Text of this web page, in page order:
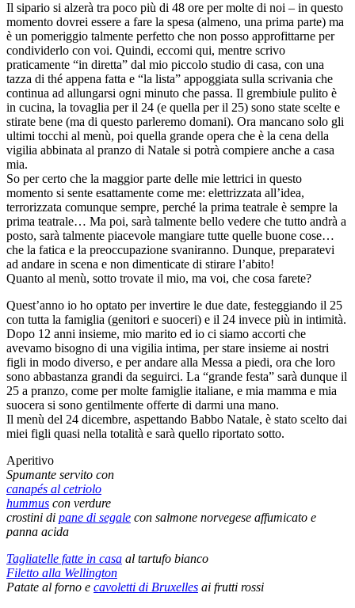
Il sipario si alzerà tra poco più di 48 ore per molte di noi – in questo
momento dovrei essere a fare la spesa (almeno, una prima parte) ma
è un pomeriggio talmente perfetto che non posso approfittarne per
condividerlo con voi. Quindi, eccomi qui, mentre scrivo
praticamente “in diretta” dal mio piccolo studio di casa, con una
tazza di thé appena fatta e “la lista” appoggiata sulla scrivania che
continua ad allungarsi ogni minuto che passa. Il grembiule pulito è
in cucina, la tovaglia per il 24 (e quella per il 25) sono state scelte e
stirate bene (ma di questo parleremo domani). Ora mancano solo gli
ultimi tocchi al menù, poi quella grande opera che è la cena della
vigilia abbinata al pranzo di Natale si potrà compiere anche a casa
mia.
So per certo che la maggior parte delle mie lettrici in questo
momento si sente esattamente come me: elettrizzata all’idea,
terrorizzata comunque sempre, perché la prima teatrale è sempre la
prima teatrale… Ma poi, sarà talmente bello vedere che tutto andrà a
posto, sarà talmente piacevole mangiare tutte quelle buone cose…
che la fatica e la preoccupazione svaniranno. Dunque, preparatevi
ad andare in scena e non dimenticate di stirare l’abito!
Quanto al menù, sotto trovate il mio, ma voi, che cosa farete?
Quest’anno io ho optato per invertire le due date, festeggiando il 25
con tutta la famiglia (genitori e suoceri) e il 24 invece più in intimità.
Dopo 12 anni insieme, mio marito ed io ci siamo accorti che
avevamo bisogno di una vigilia intima, per stare insieme ai nostri
figli in modo diverso, e per andare alla Messa a piedi, ora che loro
sono abbastanza grandi da seguirci. La “grande festa” sarà dunque il
25 a pranzo, come per molte famiglie italiane, e mia mamma e mia
suocera si sono gentilmente offerte di darmi una mano.
Il menù del 24 dicembre, aspettando Babbo Natale, è stato scelto dai
miei figli quasi nella totalità e sarà quello riportato sotto.
Aperitivo
Spumante servito con
canapés al cetriolo
hummus con verdure
crostini di pane di segale con salmone norvegese affumicato e
panna acida
Tagliatelle fatte in casa al tartufo bianco
Filetto alla Wellington
Patate al forno e cavoletti di Bruxelles ai frutti rossi